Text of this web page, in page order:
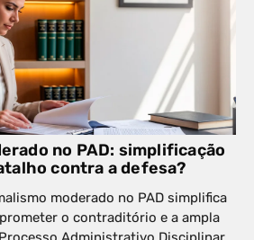
no PAD: simplificação
contra a defesa?
moderado no PAD simplifica
o contraditório e a ampla